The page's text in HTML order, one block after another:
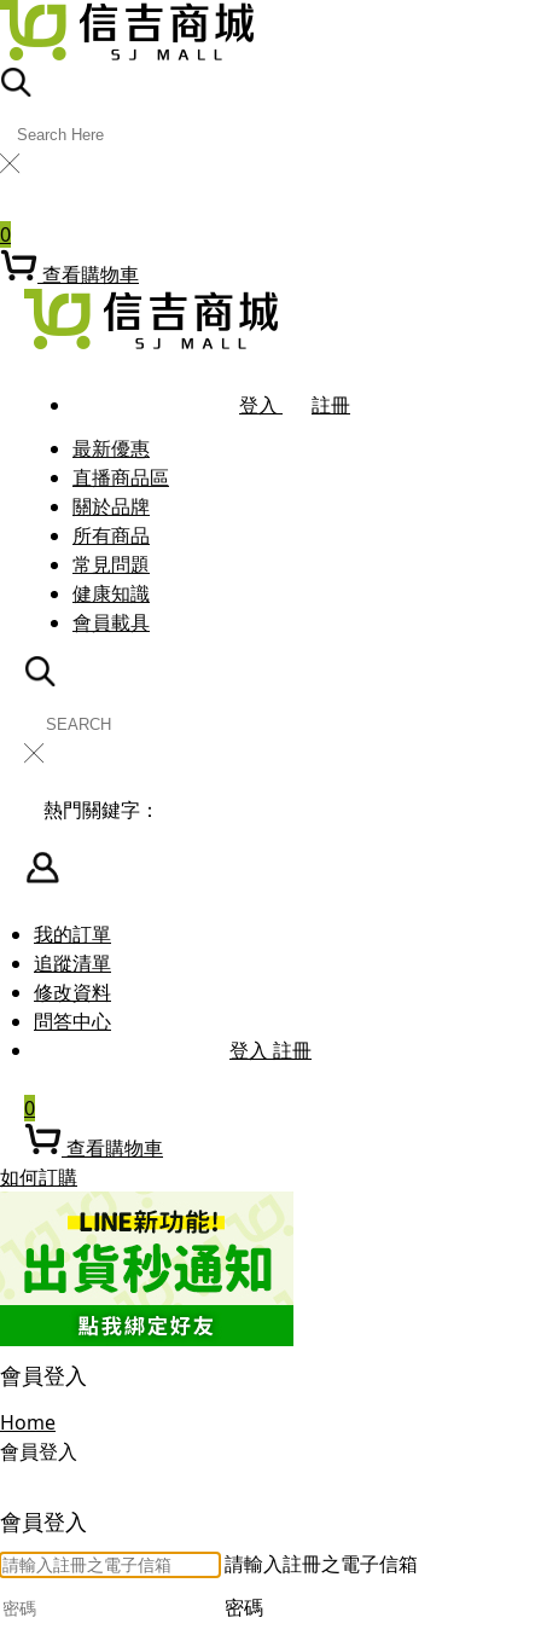
╳
0
查看購物車
登入
註冊
最新優惠
直播商品區
關於品牌
所有商品
常見問題
健康知識
會員載具
╳
熱門關鍵字：
我的訂單
追蹤清單
修改資料
問答中心
登入 註冊
0
查看購物車
如何訂購
會員登入
Home
會員登入
會員登入
請輸入註冊之電子信箱
密碼